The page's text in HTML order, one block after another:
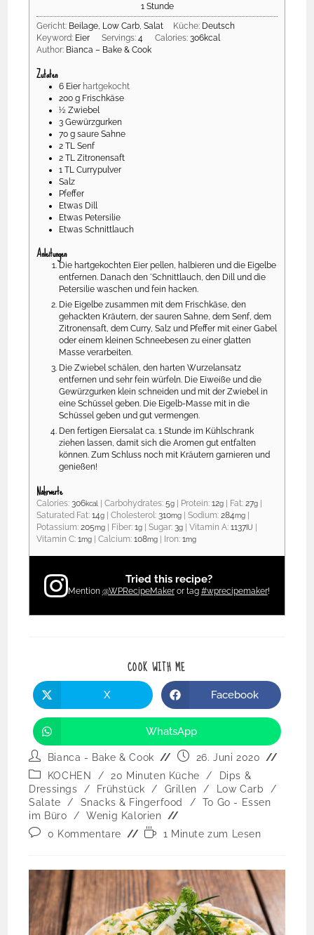
1 Stunde
Gericht: Beilage, Low Carb, Salat Küche: Deutsch
Keyword: Eier Servings:4 Calories:306kcal
Author: Bianca – Bake & Cook
Zutaten
6 Eier hartgekocht
200 g Frischkäse
½ Zwiebel
3 Gewürzgurken
70 g saure Sahne
2 TL Senf
2 TL Zitronensaft
1 TL Currypulver
Salz
Pfeffer
Etwas Dill
Etwas Petersilie
Etwas Schnittlauch
Anleitungen
Die hartgekochten Eier pellen, halbieren und die Eigelbe
entfernen. Danach den ´Schnittlauch, den Dill und die
Petersilie waschen und fein hacken.
Die Eigelbe zusammen mit dem Frischkäse, den
gehackten Kräutern, der sauren Sahne, dem Senf, dem
Zitronensaft, dem Curry, Salz und Pfeffer mit einer Gabel
oder einem kleinen Schneebesen zu einer glatten
Masse verarbeiten.
Die Zwiebel schälen, den harten Wurzelansatz
entfernen und sehr fein würfeln. Die Eiweiße und die
Gewürzgurken klein schneiden und mit der Zwiebel in
eine Schüssel geben. Die Eigelb-Masse mit in die
Schüssel geben und gut vermengen.
Den fertigen Eiersalat ca. 1 Stunde im Kühlschrank
ziehen lassen, damit sich die Aromen gut entfalten
können. Zum Schluss noch mit Kräutern garnieren und
genießen!
Nährwerte
Calories:306kcal |Carbohydrates:5g Protein:12g Fat:27g
Saturated Fat:14g |Cholesterol:310mg |Sodium:284mg
Potassium:205mg Fiber:1g |Sugar:3g |Vitamin A:1137IU
Vitamin C:1mg |Calcium:108mg Iron:1mg
Tried this recipe?
Mention @WPRecipeMakeror tag #wprecipemaker!
COOK WITH ME
X Facebook
WhatsApp
Bianca - Bake & Cook
26. Juni 2020
KOCHEN
/ 20 Minuten Küche /
Dips &
Dressings
/ Frühstück / Grillen / Low Carb
/
Salate
/ Snacks & Fingerfood /
To Go - Essen
im Büro
/
Wenig Kalorien
0 Kommentare
1 Minute zum Lesen